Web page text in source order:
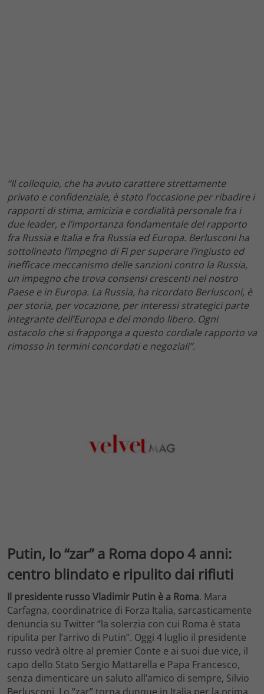
“Il colloquio, che ha avuto carattere strettamente
privato e confidenziale, è stato l’occasione per ribadire i
rapporti di stima, amicizia e cordialità personale fra i
due leader, e l’importanza fondamentale del rapporto
fra Russia e Italia e fra Russia ed Europa. Berlusconi ha
sottolineato l’impegno di Fi per superare l’ingiusto ed
inefficace meccanismo delle sanzioni contro la Russia,
un impegno che trova consensi crescenti nel nostro
Paese e in Europa. La Russia, ha ricordato Berlusconi, è
per storia, per vocazione, per interessi strategici parte
integrante dell’Europa e del mondo libero. Ogni
ostacolo che si frapponga a questo cordiale rapporto va
rimosso in termini concordati e negoziali”.
Putin, lo “zar” a Roma dopo 4 anni:
centro blindato e ripulito dai rifiuti
Il presidente russo Vladimir Putin è a Roma. Mara
Carfagna, coordinatrice di Forza Italia, sarcasticamente
denuncia su Twitter “la solerzia con cui Roma è stata
ripulita per l’arrivo di Putin”. Oggi 4 luglio il presidente
russo vedrà oltre al premier Conte e ai suoi due vice, il
capo dello Stato Sergio Mattarella e Papa Francesco,
senza dimenticare un saluto all’amico di sempre, Silvio